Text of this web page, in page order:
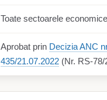
Toate sectoarele economice
Aprobat prin Decizia ANC
435/21.07.2022 (Nr. RS-78/